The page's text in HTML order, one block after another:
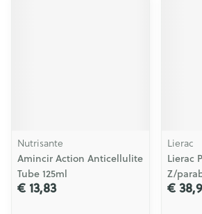
Nutrisante
Amincir Action Anticellulite
Tube 125ml
€ 13,83
Lierac
Lierac
Z/
€